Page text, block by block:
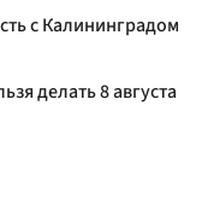
с Калининградом
делать 8 августа